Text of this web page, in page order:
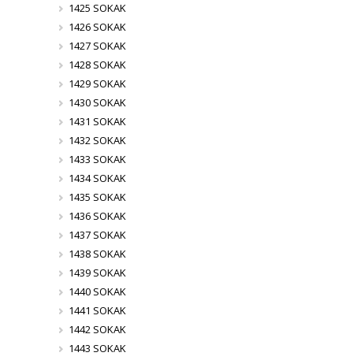
1425 SOKAK
1426 SOKAK
1427 SOKAK
1428 SOKAK
1429 SOKAK
1430 SOKAK
1431 SOKAK
1432 SOKAK
1433 SOKAK
1434 SOKAK
1435 SOKAK
1436 SOKAK
1437 SOKAK
1438 SOKAK
1439 SOKAK
1440 SOKAK
1441 SOKAK
1442 SOKAK
1443 SOKAK